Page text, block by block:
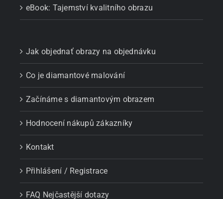
eBook: Tajemství kvalitního obrazu
Jak objednať obrazy na objednávku
Co je diamantové malování
Začínáme s diamantovým obrazem
Hodnocení nákupů zákazníky
Kontakt
Přihlášení / Registrace
FAQ Nejčastější dotazy